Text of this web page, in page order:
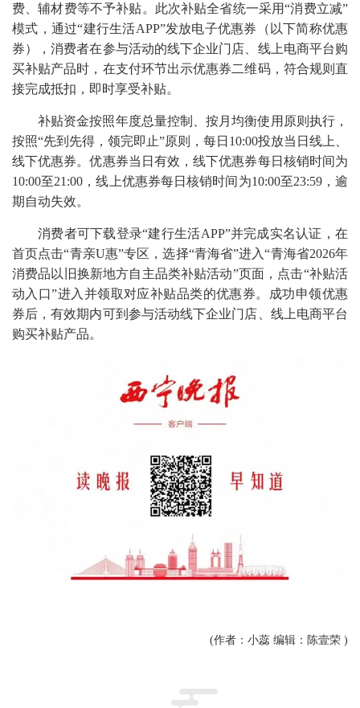
费、辅材费等不予补贴。此次补贴全省统一采用“消费立减”
模式，通过“建行生活APP”发放电子优惠券（以下简称优惠
券），消费者在参与活动的线下企业门店、线上电商平台购
买补贴产品时，在支付环节出示优惠券二维码，符合规则直
接完成抵扣，即时享受补贴。
补贴资金按照年度总量控制、按月均衡使用原则执行，
按照“先到先得，领完即止”原则，每日10:00投放当日线上、
线下优惠券。优惠券当日有效，线下优惠券每日核销时间为
10:00至21:00，线上优惠券每日核销时间为10:00至23:59，逾
期自动失效。
消费者可下载登录“建行生活APP”并完成实名认证，在
首页点击“青亲U惠”专区，选择“青海省”进入“青海省2026年
消费品以旧换新地方自主品类补贴活动”页面，点击“补贴活
动入口”进入并领取对应补贴品类的优惠券。成功申领优惠
券后，有效期内可到参与活动线下企业门店、线上电商平台
购买补贴产品。
(作者：小蕊 编辑：陈壹荣 )